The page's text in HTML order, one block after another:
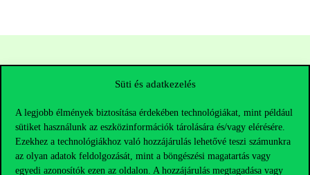
Süti és adatkezelés
A legjobb élmények biztosítása érdekében technológiákat, mint például
sütiket használunk az eszközinformációk tárolására és/vagy elérésére.
Ezekhez a technológiákhoz való hozzájárulás lehetővé teszi számunkra
az olyan adatok feldolgozását, mint a böngészési magatartás vagy
egyedi azonosítók ezen az oldalon. A hozzájárulás megtagadása vagy
Elérhetőségek